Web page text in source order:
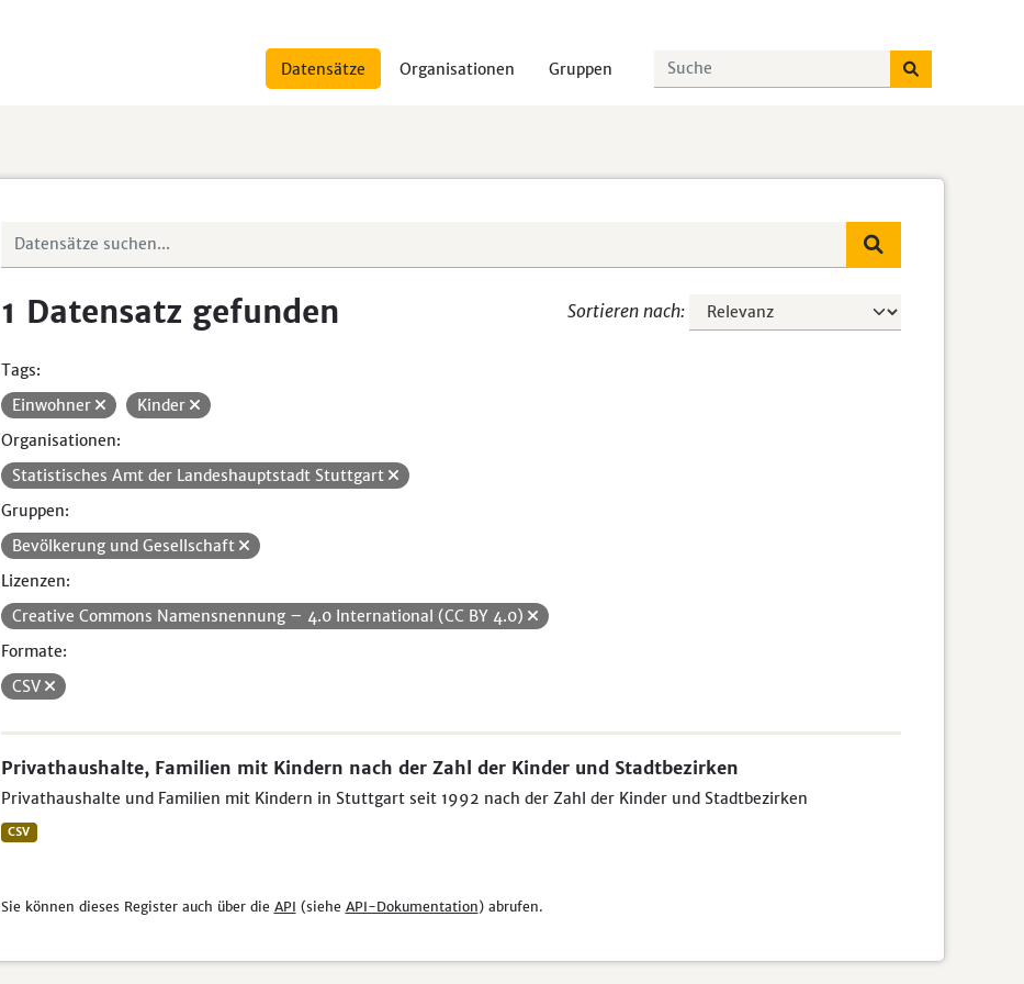
Datensätze Organisationen Gruppen
Sortieren nach
1 Datensatz gefunden
Tags:
Einwohner
Kinder
Organisationen:
Statistisches Amt der Landeshauptstadt Stuttgart
Gruppen:
Bevölkerung und Gesellschaft
Lizenzen:
Creative Commons Namensnennung – 4.0 International (CC BY 4.0)
Formate:
CSV
Privathaushalte, Familien mit Kindern nach der Zahl der Kinder und Stadtbezirken
Privathaushalte und Familien mit Kindern in Stuttgart seit 1992 nach der Zahl der Kinder und Stadtbezirken
CSV
Sie können dieses Register auch über die API (siehe API-Dokumentation) abrufen.